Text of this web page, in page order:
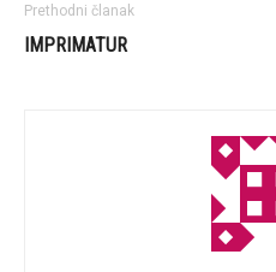
Prethodni članak
IMPRIMATUR